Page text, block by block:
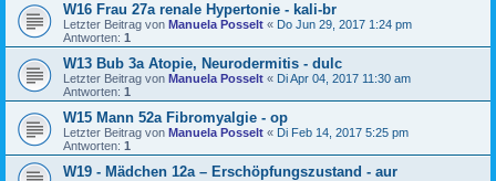
W16 Frau 27a renale Hypertonie - kali-br
Letzter Beitrag von Manuela Posselt « Do Jun 29, 2017 1:24 pm
Antworten: 1
W13 Bub 3a Atopie, Neurodermitis - dulc
Letzter Beitrag von Manuela Posselt « Di Apr 04, 2017 11:30 am
Antworten: 1
W15 Mann 52a Fibromyalgie - op
Letzter Beitrag von Manuela Posselt « Di Feb 14, 2017 5:25 pm
Antworten: 1
W19 - Mädchen 12a – Erschöpfungszustand - aur